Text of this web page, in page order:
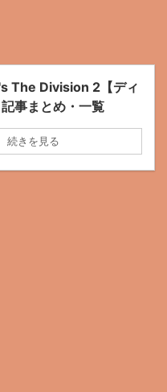
The Division 2【ディ
事まとめ・一覧
続きを見る